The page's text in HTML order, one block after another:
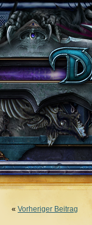
« Vorheriger Beitrag